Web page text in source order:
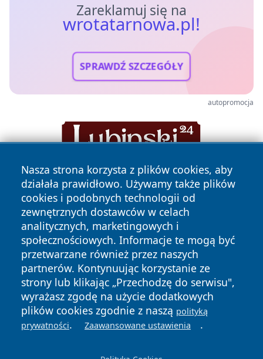
Zareklamuj się na
wrotatarnowa.pl!
SPRAWDŹ SZCZEGÓŁY
autopromocja
Nasza strona korzysta z plików cookies, aby
działała prawidłowo. Używamy także plików
cookies i podobnych technologii od
zewnętrznych dostawców w celach
analitycznych, marketingowych i
społecznościowych. Informacje te mogą być
przetwarzane również przez naszych
partnerów. Kontynuując korzystanie ze
strony lub klikając „Przechodzę do serwisu",
wyrażasz zgodę na użycie dodatkowych
plików cookies zgodnie z naszą polityką
prywatności. Zaawansowane ustawienia .
Copyright © 2026 wrotatarnowa.pl Wszystkie prawa
zastrzeżone.
News Autorzy
Polityka
Prywatności
Polityka
Cookies